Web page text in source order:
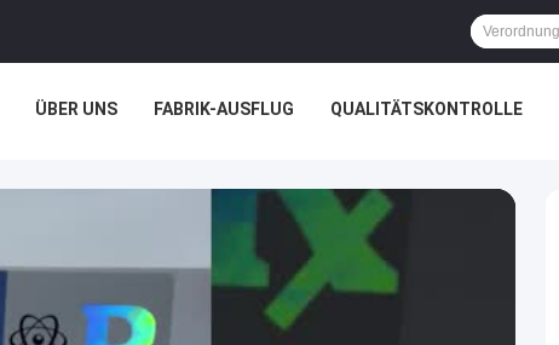
ÜBER UNS FABRIK-AUSFLUG QUALITÄTSKONTROLLE